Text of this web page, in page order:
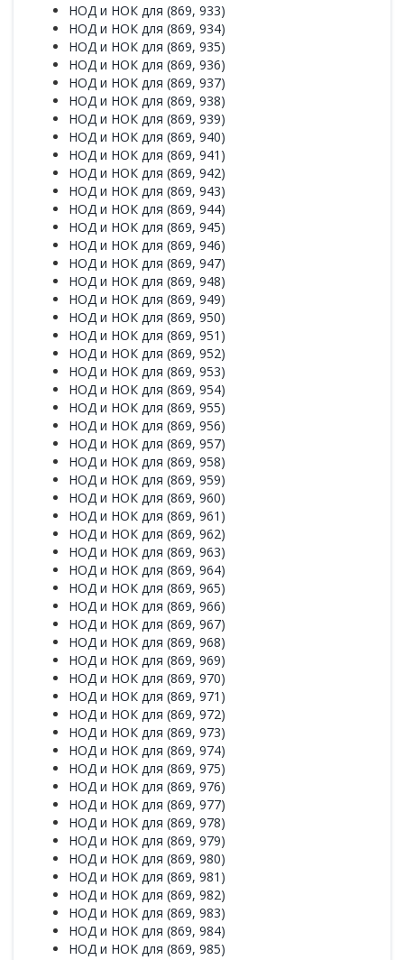
НОД и НОК для (869, 933)
НОД и НОК для (869, 934)
НОД и НОК для (869, 935)
НОД и НОК для (869, 936)
НОД и НОК для (869, 937)
НОД и НОК для (869, 938)
НОД и НОК для (869, 939)
НОД и НОК для (869, 940)
НОД и НОК для (869, 941)
НОД и НОК для (869, 942)
НОД и НОК для (869, 943)
НОД и НОК для (869, 944)
НОД и НОК для (869, 945)
НОД и НОК для (869, 946)
НОД и НОК для (869, 947)
НОД и НОК для (869, 948)
НОД и НОК для (869, 949)
НОД и НОК для (869, 950)
НОД и НОК для (869, 951)
НОД и НОК для (869, 952)
НОД и НОК для (869, 953)
НОД и НОК для (869, 954)
НОД и НОК для (869, 955)
НОД и НОК для (869, 956)
НОД и НОК для (869, 957)
НОД и НОК для (869, 958)
НОД и НОК для (869, 959)
НОД и НОК для (869, 960)
НОД и НОК для (869, 961)
НОД и НОК для (869, 962)
НОД и НОК для (869, 963)
НОД и НОК для (869, 964)
НОД и НОК для (869, 965)
НОД и НОК для (869, 966)
НОД и НОК для (869, 967)
НОД и НОК для (869, 968)
НОД и НОК для (869, 969)
НОД и НОК для (869, 970)
НОД и НОК для (869, 971)
НОД и НОК для (869, 972)
НОД и НОК для (869, 973)
НОД и НОК для (869, 974)
НОД и НОК для (869, 975)
НОД и НОК для (869, 976)
НОД и НОК для (869, 977)
НОД и НОК для (869, 978)
НОД и НОК для (869, 979)
НОД и НОК для (869, 980)
НОД и НОК для (869, 981)
НОД и НОК для (869, 982)
НОД и НОК для (869, 983)
НОД и НОК для (869, 984)
НОД и НОК для (869, 985)